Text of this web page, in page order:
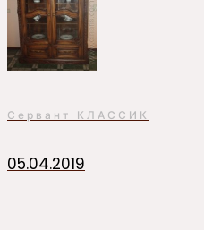
Сервант КЛАССИК
05.04.2019